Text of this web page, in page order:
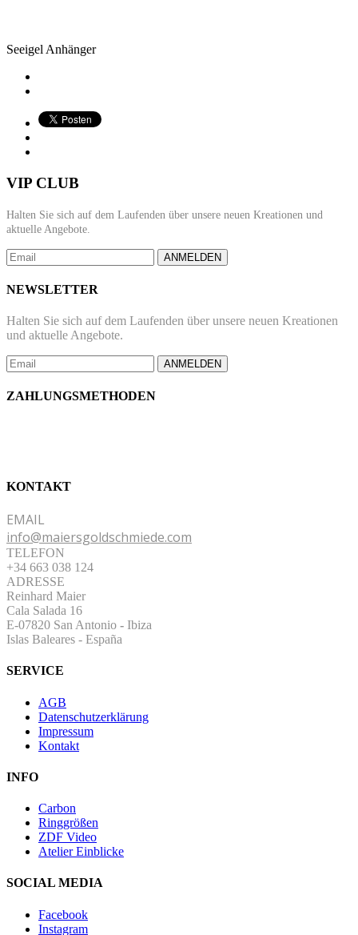
Seeigel Anhänger
VIP CLUB
Halten Sie sich auf dem Laufenden über unsere neuen Kreationen und
aktuelle Angebote.
ANMELDEN
NEWSLETTER
Halten Sie sich auf dem Laufenden über unsere neuen Kreationen
und aktuelle Angebote.
ANMELDEN
ZAHLUNGSMETHODEN
KONTAKT
EMAIL
info@maiersgoldschmiede.com
TELEFON
+34 663 038 124
ADRESSE
Reinhard Maier
Cala Salada 16
E-07820 San Antonio - Ibiza
Islas Baleares - España
SERVICE
AGB
Datenschutzerklärung
Impressum
Kontakt
INFO
Carbon
Ringgrößen
ZDF Video
Atelier Einblicke
SOCIAL MEDIA
Facebook
Instagram